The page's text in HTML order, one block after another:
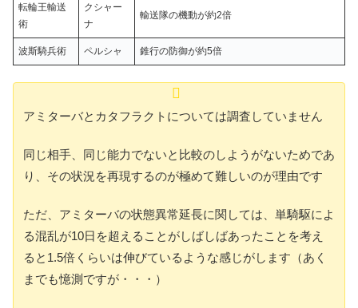
転輪王輸送
術
クシャー
ナ
輸送隊の機動が約2倍
波斯騎兵術 ペルシャ 錐行の防御が約5倍
アミターバとカタフラクトについては調査していません
同じ相手、同じ能力でないと比較のしようがないためであ
り、その状況を再現するのが極めて難しいのが理由です
ただ、アミターバの状態異常延長に関しては、単騎駆によ
る混乱が10日を超えることがしばしばあったことを考え
ると1.5倍くらいは伸びているような感じがします（あく
までも憶測ですが・・・）